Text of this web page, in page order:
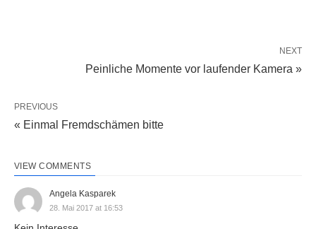
NEXT
Peinliche Momente vor laufender Kamera »
PREVIOUS
« Einmal Fremdschämen bitte
VIEW COMMENTS
Angela Kasparek
28. Mai 2017 at 16:53